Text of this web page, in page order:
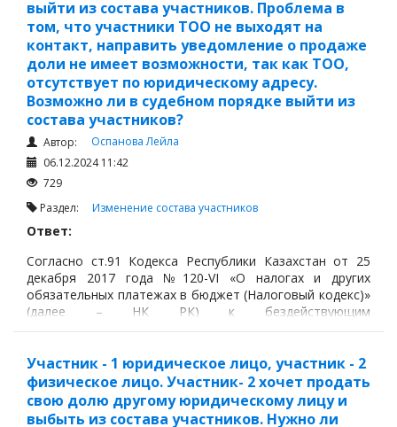
(учетной) перерегистрации.
выйти из состава участников. Проблема в
том, что участники ТОО не выходят на
контакт, направить уведомление о продаже
доли не имеет возможности, так как ТОО,
отсутствует по юридическому адресу.
Возможно ли в судебном порядке выйти из
состава участников?
Автор:
Оспанова Лейла
06.12.2024 11:42
729
Раздел: Изменение состава участников
Ответ:
Согласно ст.91 Кодекса Республики Казахстан от 25
декабря 2017 года №120-VI «О налогах и других
обязательных платежах в бюджет (Налоговый кодекс)»
(далее – НК РК) к бездействующим
налогоплательщикам относятся бездействующие
Бездействующим юридическим лицом признаются
юридическое лицо-резидент, юридическое лицо-
нерезидент, осуществляющее деятельность в
Участник - 1 юридическое лицо, участник - 2
физическое лицо. Участник- 2 хочет продать
свою долю другому юридическому лицу и
выбыть из состава участников. Нужно ли